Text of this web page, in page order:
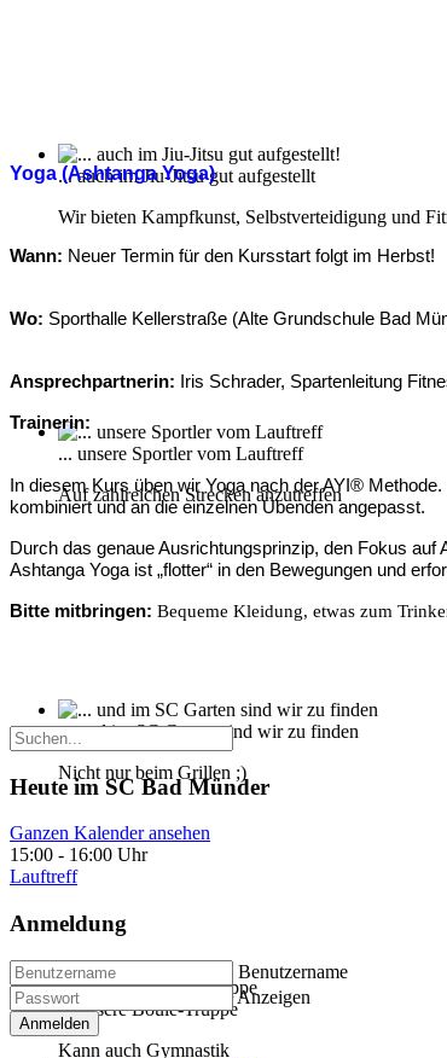
... auch im Jiu-Jitsu gut aufgestellt
Wir bieten Kampfkunst, Selbstverteidigung und
... unsere Sportler vom Lauftreff
Auf zahlreichen Strecken anzutreffen
... und im SC Garten sind wir zu finden
Nicht nur beim Grillen ;)
... unsere Boule-Truppe
Kann auch Gymnastik
Yoga (Ashtanga Yoga)
Wann: Neuer Termin für den Kursstart folgt im Herbst!
Wo: Sporthalle Kellerstraße (Alte Grundschule Bad
Ansprechpartnerin: Iris Schrader, Spartenleitung
Trainerin:
In diesem Kurs üben wir Yoga nach der AYI®
kombiniert und an die einzelnen Übenden angepasst.
Durch das genaue Ausrichtungsprinzip, den Fokus
Ashtanga Yoga ist „flotter“ in den Bewegungen und
Bitte mitbringen: Bequeme Kleidung, etwas zum
Heute im SC Bad Münder
Ganzen Kalender ansehen
15:00 - 16:00 Uhr
Lauftreff
Anmeldung
Benutzername
Anzeigen
Anmelden